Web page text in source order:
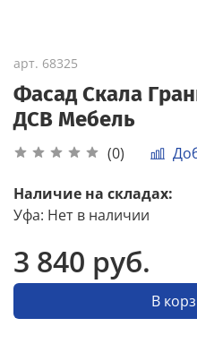
арт. 68325
Фасад Скала
ДСВ Мебель
(0)
Наличие на складах:
Уфа: Нет в наличии
3 840 руб.
В